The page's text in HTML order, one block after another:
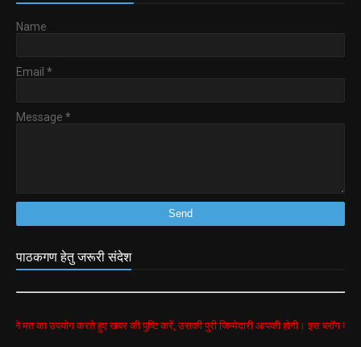
Name
Email *
Message *
पाठकगण हेतु जरूरी संदेश
करते हुए खबर की पुष्टि करें, उसकी पुरी जिम्मेदारी आपकी होगी। इस ब्लॉग की